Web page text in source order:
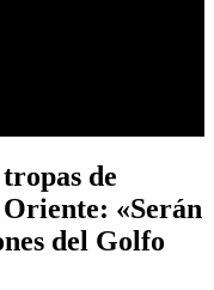
de
«Serán
del Golfo